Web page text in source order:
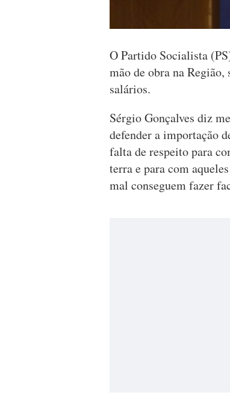
O Partido Socialista
mão de obra na Região,
salários.
Sérgio Gonçalves diz
defender a importação
falta de respeito para
terra e para com
mal conseguem fazer